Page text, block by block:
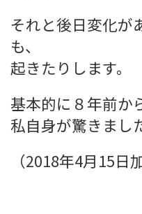
それと後日変化が
も、
起きたりします。
基本的に８年前か
私自身が驚きまし
（2018年4月15日